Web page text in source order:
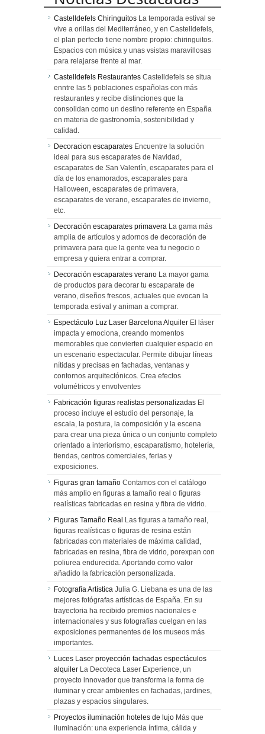
Castelldefels Chiringuitos La temporada estival se
vive a orillas del Mediterráneo, y en Castelldefels,
el plan perfecto tiene nombre propio: chiringuitos.
Espacios con música y unas vsistas maravillosas
para relajarse frente al mar.
Castelldefels Restaurantes Castelldefels se situa
enntre las 5 poblaciones españolas con más
restaurantes y recibe distinciones que la
consolidan como un destino referente en España
en materia de gastronomía, sostenibilidad y
calidad.
Decoracion escaparates Encuentre la solución
ideal para sus escaparates de Navidad,
escaparates de San Valentín, escaparates para el
día de los enamorados, escaparates para
Halloween, escaparates de primavera,
escaparates de verano, escaparates de invierno,
etc.
Decoración escaparates primavera La gama más
amplia de artículos y adornos de decoración de
primavera para que la gente vea tu negocio o
empresa y quiera entrar a comprar.
Decoración escaparates verano La mayor gama
de productos para decorar tu escaparate de
verano, diseños frescos, actuales que evocan la
temporada estival y animan a comprar.
Espectáculo Luz Laser Barcelona Alquiler El láser
impacta y emociona, creando momentos
memorables que convierten cualquier espacio en
un escenario espectacular. Permite dibujar líneas
nítidas y precisas en fachadas, ventanas y
contornos arquitectónicos. Crea efectos
volumétricos y envolventes
Fabricación figuras realistas personalizadas El
proceso incluye el estudio del personaje, la
escala, la postura, la composición y la escena
para crear una pieza única o un conjunto completo
orientado a interiorismo, escaparatismo, hotelería,
tiendas, centros comerciales, ferias y
exposiciones.
Figuras gran tamaño Contamos con el catálogo
más amplio en figuras a tamaño real o figuras
realísticas fabricadas en resina y fibra de vidrio.
Figuras Tamaño Real Las figuras a tamaño real,
figuras realísticas o figuras de resina están
fabricadas con materiales de máxima calidad,
fabricadas en resina, fibra de vidrio, porexpan con
poliurea endurecida. Aportando como valor
añadido la fabricación personalizada.
Fotografía Artística Julia G. Liebana es una de las
mejores fotógrafas artísticas de España. En su
trayectoria ha recibido premios nacionales e
internacionales y sus fotografías cuelgan en las
exposiciones permanentes de los museos más
importantes.
Luces Laser proyección fachadas espectáculos
alquiler La Decoteca Laser Experience, un
proyecto innovador que transforma la forma de
iluminar y crear ambientes en fachadas, jardines,
plazas y espacios singulares.
Proyectos iluminación hoteles de lujo Más que
iluminación: una experiencia íntima, cálida y